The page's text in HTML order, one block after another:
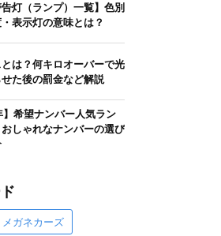
告灯（ランプ）一覧】色別
表示灯の意味とは？
は？何キロオーバーで光
た後の罰金など解説
】希望ナンバー人気ラン
しゃれなナンバーの選び
メガネカーズ